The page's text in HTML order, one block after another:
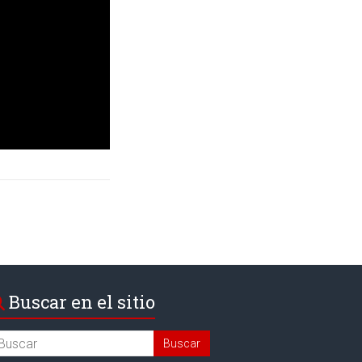
Buscar en el sitio